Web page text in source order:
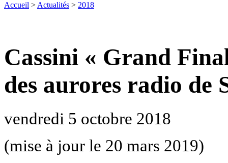
Accueil > Actualités > 2018
Cassini « Grand
des aurores radio de
vendredi 5 octobre 2018
(mise à jour le 20 mars 2019)